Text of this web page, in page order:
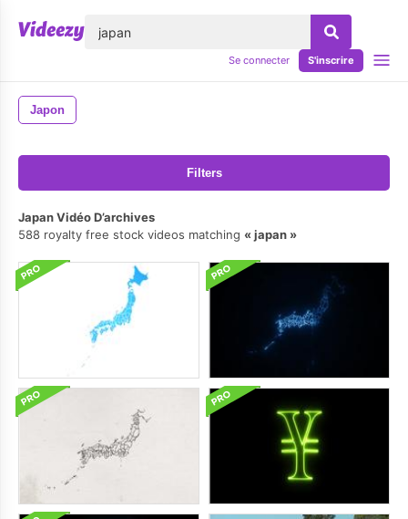
Se connecter S'inscrire
Japon
Filters
Japan Vidéo D’archives
588 royalty free stock videos matching
japan